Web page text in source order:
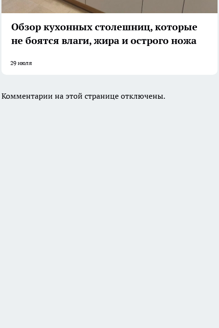
Обзор кухонных столешниц, которые
не боятся влаги, жира и острого ножа
29 июля
Комментарии на этой странице отключены.